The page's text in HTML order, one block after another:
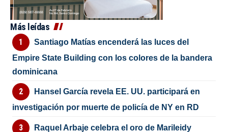
Más leídas
Santiago Matías encenderá las luces del
Empire State Building con los colores de la bandera
dominicana
Hansel García revela EE. UU. participará en
investigación por muerte de policía de NY en RD
Raquel Arbaje celebra el oro de Marileidy